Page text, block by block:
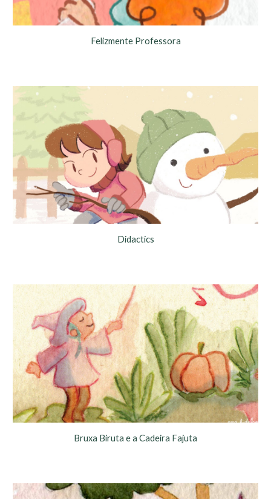
Felizmente Professora
Didactics
Bruxa Biruta e a Cadeira Fajuta